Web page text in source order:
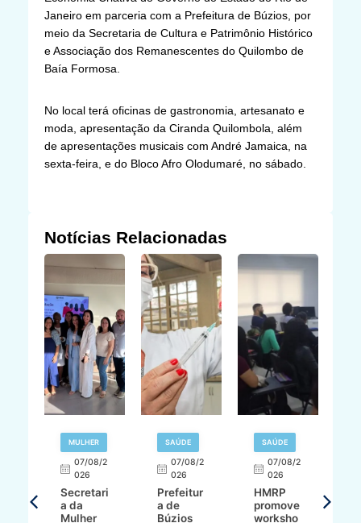
Janeiro em parceria com a Prefeitura de Búzios, por
meio da Secretaria de Cultura e Patrimônio Histórico
e Associação dos Remanescentes do Quilombo de
Baía Formosa.
No local terá oficinas de gastronomia, artesanato e
moda, apresentação da Ciranda Quilombola, além
de apresentações musicais com André Jamaica, na
sexta-feira, e do Bloco Afro Olodumaré, no sábado.
Notícias Relacionadas
MULHER
07/08/2
026
Secretari
a da
Mulher
SAÚDE
07/08/2
026
Prefeitur
a de
Búzios
SAÚDE
07/08/2
026
HMRP
promove
worksho